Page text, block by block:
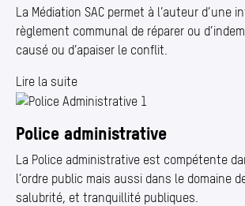
La Médiation SAC permet à l’auteur d’une
règlement communal de réparer ou
causé ou d’apaiser le conflit.
Lire la suite
Police administrative
La Police administrative est compétente
l’ordre public mais aussi dans le domaine
salubrité, et tranquillité publiques.